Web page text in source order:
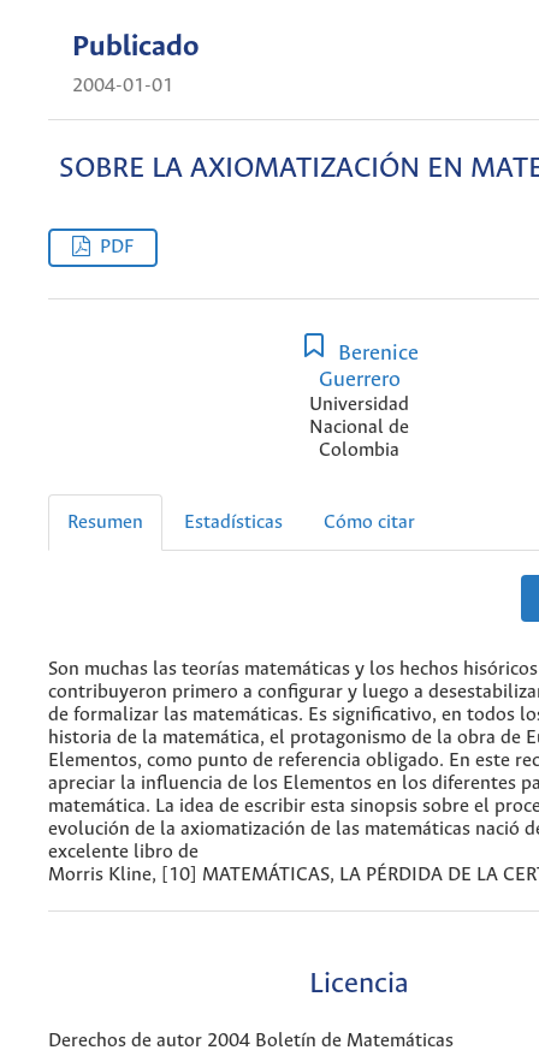
Publicado
2004-01-01
SOBRE LA AXIOMATIZACIÓN EN
PDF
Berenice
Guerrero
Universidad
Nacional de
Colombia
Resumen Estadísticas Cómo citar
Son muchas las teorías matemáticas y los hechos
contribuyeron primero a configurar y luego a
de formalizar las matemáticas. Es significativo, en todos
historia de la matemática, el protagonismo de la obra de
Elementos, como punto de referencia obligado. En este
apreciar la influencia de los Elementos en los diferentes
matemática. La idea de escribir esta sinopsis sobre el
evolución de la axiomatización de las matemáticas nació
excelente libro de
Morris Kline, [10] MATEMÁTICAS, LA PÉRDIDA DE LA
Licencia
Derechos de autor 2004 Boletín de Matemáticas